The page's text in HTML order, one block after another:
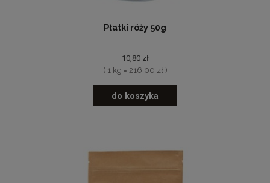
Płatki róży 50g
10,80 zł
( 1 kg = 216,00 zł )
do koszyka